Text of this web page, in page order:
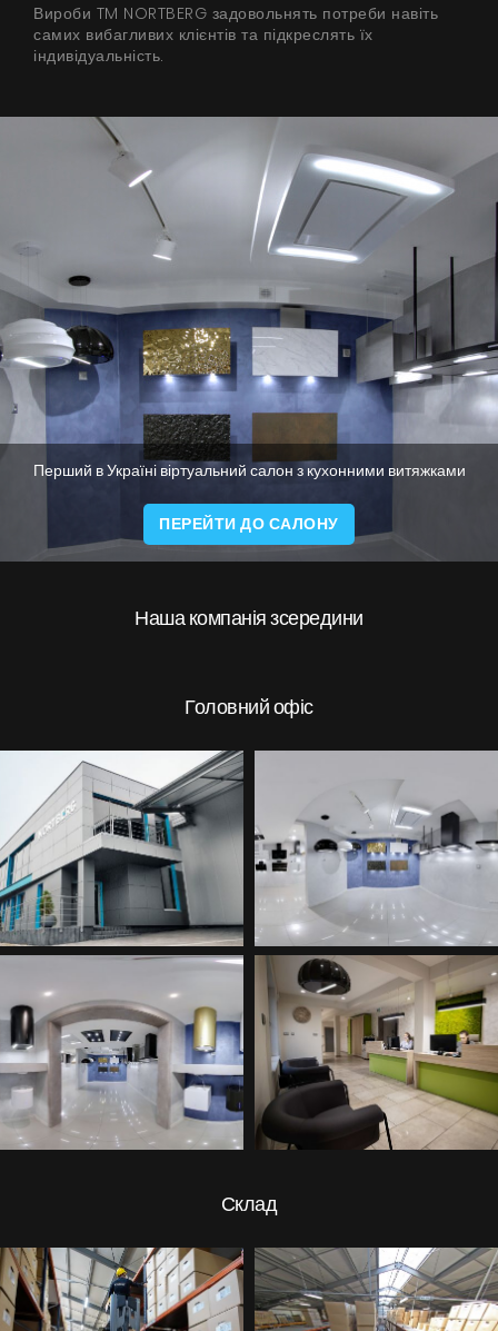
Продукти
Вироби TM NORTBERG задовольнять потреби навіть
самих вибагливих клієнтів та підкреслять їх
індивідуальність.
Перший в Україні віртуальний салон з кухонними витяжками
ПЕРЕЙТИ ДО САЛОНУ
Наша компанія зсередини
Головний офіс
Склад